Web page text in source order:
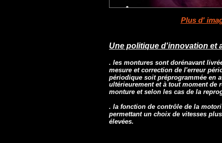
Une politique d'innovation et
. les montures sont dorénavant
mesure et correction de l'erreur
périodique soit préprogrammée en
ultérieurement et à tout moment de
monture et selon les cas de la
. la fonction de contrôle de la
permettant un choix de vitesses
élevées.
Plus d'